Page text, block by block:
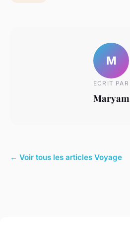
M
ECRIT PAR
Maryam
← Voir tous les articles Voyage